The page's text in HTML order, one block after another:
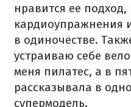
нравится ее
кардиоупражнения
в одиночестве.
устраиваю себе
меня пилатес, а в
рассказывала в
супермодель.